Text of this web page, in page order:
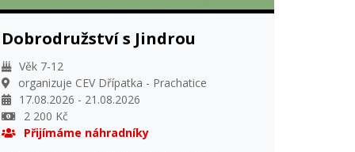
Dobrodružství s Jindrou
Věk 7-12
organizuje CEV Dřípatka - Prachatice
17.08.2026 - 21.08.2026
2 200 Kč
Přijímáme náhradníky